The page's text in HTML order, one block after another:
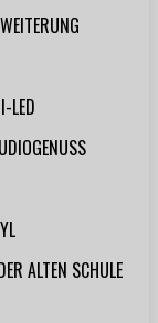
LED
ALTEN SCHULE